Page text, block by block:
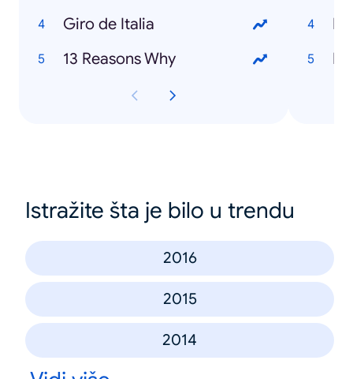
Giro de Italia
13 Reasons Why
Istražite šta je bilo u trendu
2016
2015
2014